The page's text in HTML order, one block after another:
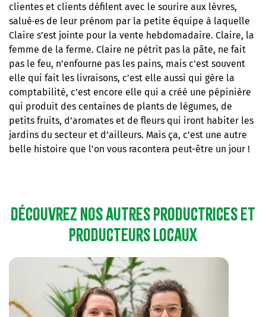
clientes et clients défilent avec le sourire aux lèvres,
salué·es de leur prénom par la petite équipe à laquelle
Claire s’est jointe pour la vente hebdomadaire. Claire, la
femme de la ferme. Claire ne pétrit pas la pâte, ne fait
pas le feu, n’enfourne pas les pains, mais c’est souvent
elle qui fait les livraisons, c’est elle aussi qui gère la
comptabilité, c’est encore elle qui a créé une pépinière
qui produit des centaines de plants de légumes, de
petits fruits, d’aromates et de fleurs qui iront habiter les
jardins du secteur et d’ailleurs. Mais ça, c’est une autre
belle histoire que l’on vous racontera peut-être un jour !
Découvrez nos autres productrices et
producteurs locaux